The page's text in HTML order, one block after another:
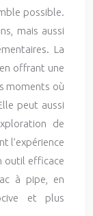
possible.
mais aussi
La
offrant une
moments où
peut aussi
de
l’expérience
outil efficace
à pipe, en
et plus